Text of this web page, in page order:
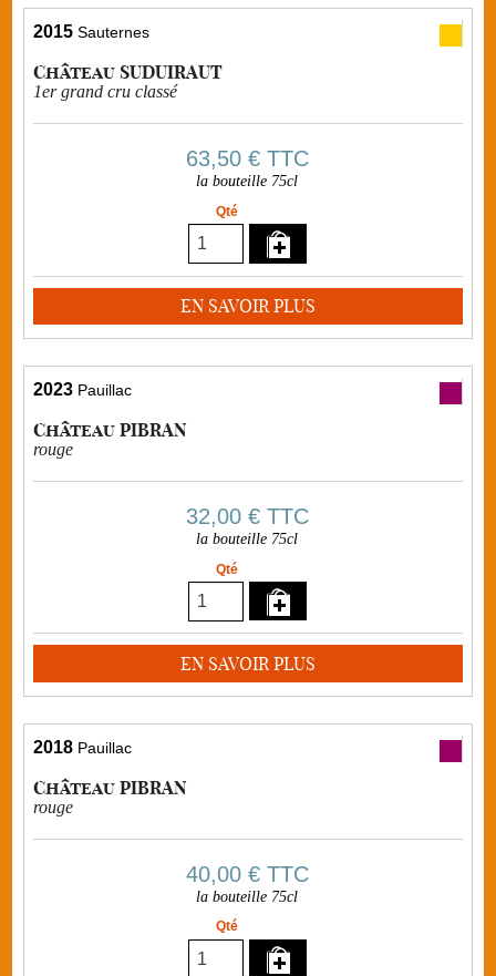
2015 Sauternes
Château SUDUIRAUT
1er grand cru classé
63,50 €TTC
la bouteille 75cl
Qté
EN SAVOIR PLUS
2023 Pauillac
Château PIBRAN
rouge
32,00 €TTC
la bouteille 75cl
Qté
EN SAVOIR PLUS
2018 Pauillac
Château PIBRAN
rouge
40,00 €TTC
la bouteille 75cl
Qté